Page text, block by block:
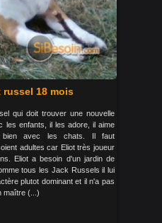
18 mois
qui doit trouver une nouvelle
les enfants, il les adore, il aime
avec les chats. Il faut
adultes car Eliot très joueur
Eliot a besoin d'un jardin de
tous les Jack Russels il lui
plutot dominant et il n'a pas
maître (...)